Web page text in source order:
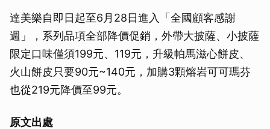
達美樂自即日起至6月28日進入「全國顧客感謝
週」，系列品項全部降價促銷，外帶大披薩、小披薩
限定口味僅須199元、119元，升級帕馬滋心餅皮、
火山餅皮只要90元~140元，加購3顆熔岩可可瑪芬
也從219元降價至99元。
原文出處